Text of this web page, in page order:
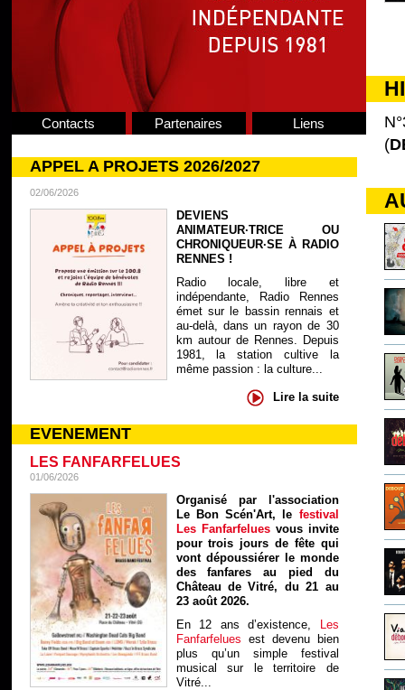
Contacts Partenaires Liens
APPEL A PROJETS 2026/2027
02/06/2026
DEVIENS
ANIMATEUR·TRICE OU
CHRONIQUEUR·SE À RADIO
RENNES !
Radio locale, libre et
indépendante, Radio Rennes
émet sur le bassin rennais et
au-delà, dans un rayon de 30
km autour de Rennes. Depuis
1981, la station cultive la
même passion : la culture...
Lire la suite
EVENEMENT
LES FANFARFELUES
01/06/2026
Organisé par l'association
Le Bon Scén'Art, le festival
Les Fanfarfelues vous invite
pour trois jours de fête qui
vont dépoussiérer le monde
des fanfares au pied du
Château de Vitré, du 21 au
23 août 2026.
En 12 ans d’existence, Les
Fanfarfelues est devenu bien
plus qu’un simple festival
musical sur le territoire de
Vitré...
(